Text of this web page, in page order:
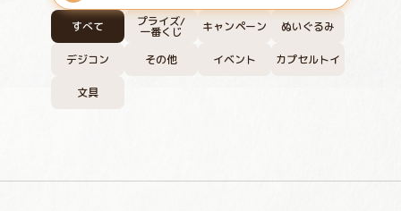
すべて プライズ/
一番くじ キャンペーン ぬいぐるみ
デジコン その他 イベント カプセルトイ
文具